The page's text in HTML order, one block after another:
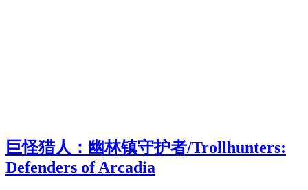
巨怪猎人：幽林镇守护者/Trollhunters:
Defenders of Arcadia